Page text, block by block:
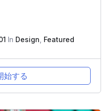
In Design Featured
始する